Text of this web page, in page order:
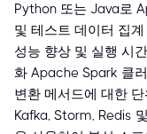
Python 또는 Java로
및 테스트 데이터 집
성능 향상 및 실행 시
화 Apache Spark 클
변환 메서드에 대한
Kafka, Storm, Redis